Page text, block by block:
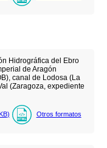
Hidrográfica del Ebro
de Aragón
canal de Lodosa (La
(Zaragoza, expediente
) Otros formatos